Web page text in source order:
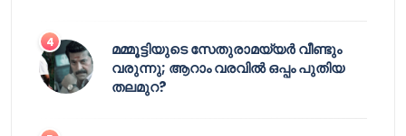
മമ്മൂട്ടിയുടെ സേതുരാമയ്യർ വീണ്ടും
വരുന്നു; ആറാം വരവിൽ ഒപ്പം പുതിയ
തലമുറ?